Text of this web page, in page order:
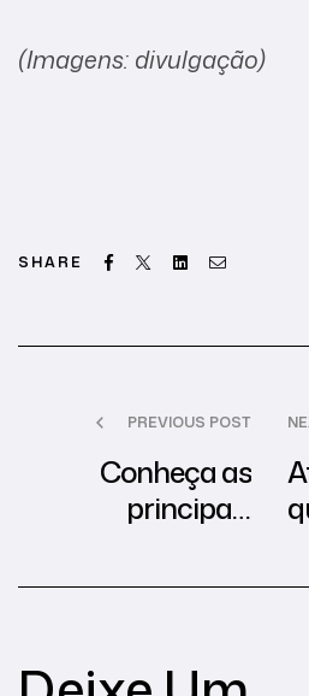
(Imagens: divulgação)
SHARE Facebook
Twitter LinkedinEmail
PREVIOUS POST
Conheça as
principais
cibersegurança